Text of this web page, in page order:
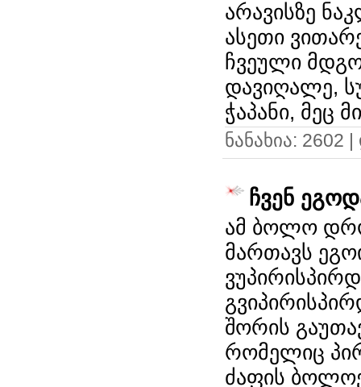
არავისზე
ასეთი
ჩვეული
დავიღალე,
ჭაპანი, მეც
ნანახია: 2602
ჩვენ
ამ ბოლო
მართავს
შორის
რომელიც
ძაფის